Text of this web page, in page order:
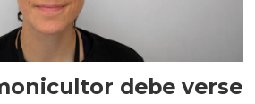
debe verse